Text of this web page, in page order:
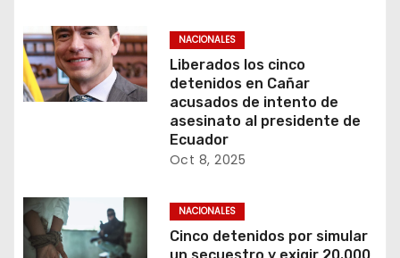
NACIONALES
Liberados los cinco
detenidos en Cañar
acusados de intento de
asesinato al presidente de
Ecuador
Oct 8, 2025
NACIONALES
Cinco detenidos por simular